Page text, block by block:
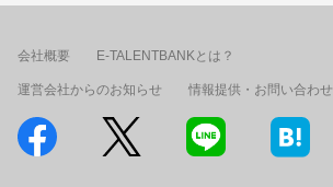
会社概要 E-TALENTBANKとは？
運営会社からのお知らせ 情報提供・お問い合わせ